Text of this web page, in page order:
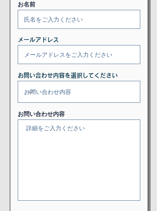
お名前
メールアドレス
お問い合わせ内容を選択してください
お問い合わせ内容